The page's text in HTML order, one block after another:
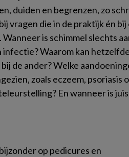
duiden en begrenzen, zo
vragen die in de praktijk én
is schimmel slechts
Waarom kan
de ander? Welke
zoals eczeem, psoriasis
En wanneer is
op pedicures en